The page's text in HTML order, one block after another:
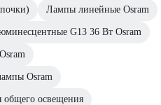
Лампы линейные Osram
G13 36 Вт Osram
Osram
общего освещения